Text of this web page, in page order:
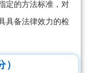
定的方法标准，对
具备法律效力的检